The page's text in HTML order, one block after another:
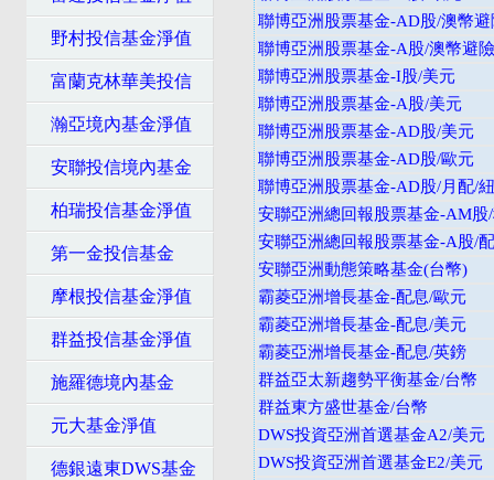
野村投信基金淨值
富蘭克林華美投信
瀚亞境內基金淨值
安聯投信境內基金
柏瑞投信基金淨值
第一金投信基金
摩根投信基金淨值
群益投信基金淨值
施羅德境內基金
元大基金淨值
德銀遠東DWS基金
聯博亞洲股票基金-AD股/澳幣避
聯博亞洲股票基金-A股/澳幣避險
聯博亞洲股票基金-I股/美元
聯博亞洲股票基金-A股/美元
聯博亞洲股票基金-AD股/美元
聯博亞洲股票基金-AD股/歐元
聯博亞洲股票基金-AD股/月配/
安聯亞洲總回報股票基金-AM股
安聯亞洲總回報股票基金-A股/
安聯亞洲動態策略基金(台幣)
霸菱亞洲增長基金-配息/歐元
霸菱亞洲增長基金-配息/美元
霸菱亞洲增長基金-配息/英鎊
群益亞太新趨勢平衡基金/台幣
群益東方盛世基金/台幣
DWS投資亞洲首選基金A2/美元
DWS投資亞洲首選基金E2/美元